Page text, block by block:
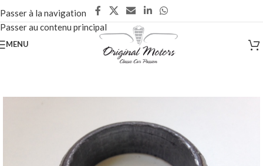
Passer à la navigation
Passer au contenu principal
MENU